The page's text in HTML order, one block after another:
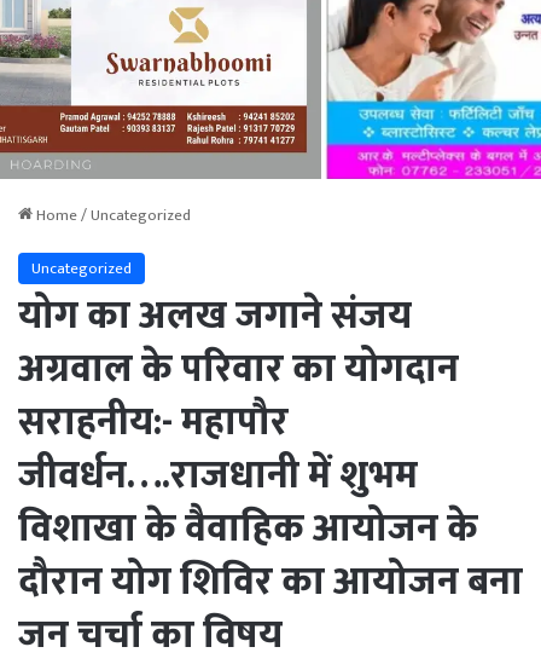
Home/Uncategorized
Uncategorized
योग का अलख जगाने संजय
अग्रवाल के परिवार का योगदान
सराहनीय:- महापौर
जीवर्धन….राजधानी में शुभम
विशाखा के वैवाहिक आयोजन के
दौरान योग शिविर का आयोजन बना
जन चर्चा का विषय